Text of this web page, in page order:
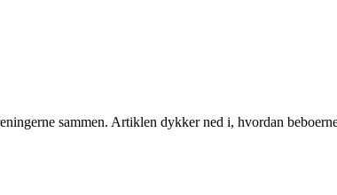
sammen. Artiklen dykker ned i, hvordan